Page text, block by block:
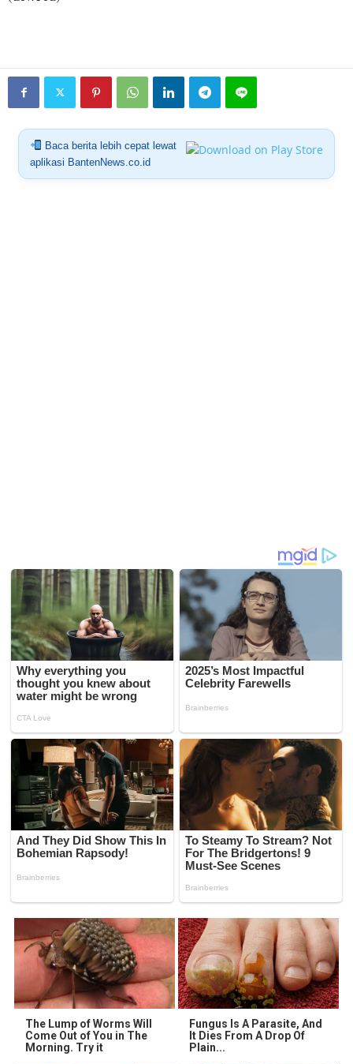
Baca berita lebih cepat lewat
aplikasi BantenNews.co.id
The Lump of Worms Will
Come Out of You in The
Morning. Try it
Fungus Is A Parasite, And
It Dies From A Drop Of
Plain...